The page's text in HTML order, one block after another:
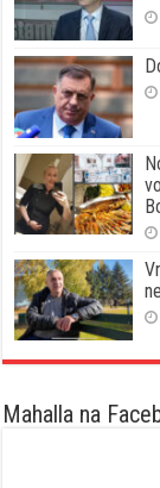
Mahalla na